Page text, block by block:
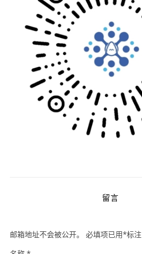
留言
邮箱地址不会被公开。 必填项已用*标注